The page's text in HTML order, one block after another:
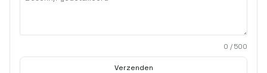
0 / 500
Verzenden